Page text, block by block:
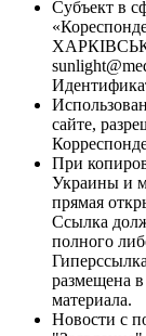
Субъект в
сайте,
При
Украины и
прямая
Ссылка
полного
размещена
материала.
Новости с